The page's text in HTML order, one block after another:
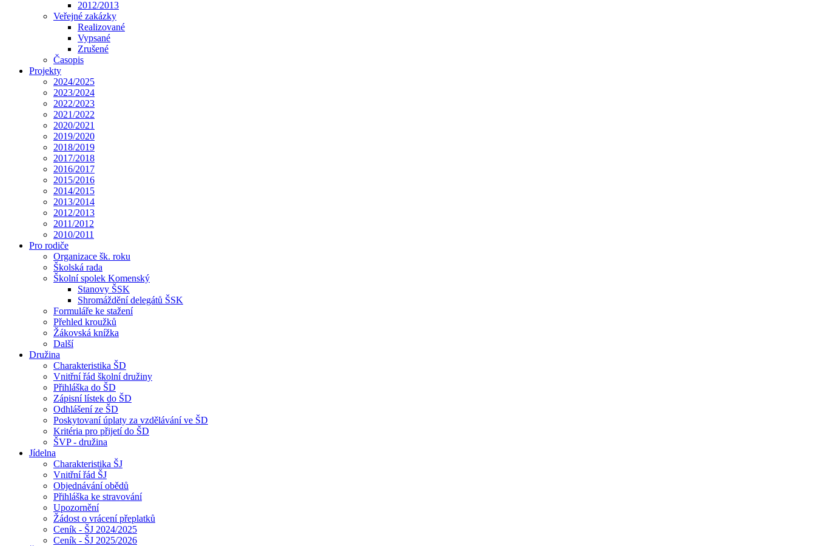
2012/2013
Veřejné zakázky
Realizované
Vypsané
Zrušené
Časopis
Projekty
2024/2025
2023/2024
2022/2023
2021/2022
2020/2021
2019/2020
2018/2019
2017/2018
2016/2017
2015/2016
2014/2015
2013/2014
2012/2013
2011/2012
2010/2011
Pro rodiče
Organizace šk. roku
Školská rada
Školní spolek Komenský
Stanovy ŠSK
Shromáždění delegátů ŠSK
Formuláře ke stažení
Přehled kroužků
Žákovská knížka
Další
Družina
Charakteristika ŠD
Vnitřní řád školní družiny
Přihláška do ŠD
Zápisní lístek do ŠD
Odhlášení ze ŠD
Poskytovaní úplaty za vzdělávání ve ŠD
Kritéria pro přijetí do ŠD
ŠVP - družina
Jídelna
Charakteristika ŠJ
Vnitřní řád ŠJ
Objednávání obědů
Přihláška ke stravování
Upozornění
Žádost o vrácení přeplatků
Ceník - ŠJ 2024/2025
Ceník - ŠJ 2025/2026